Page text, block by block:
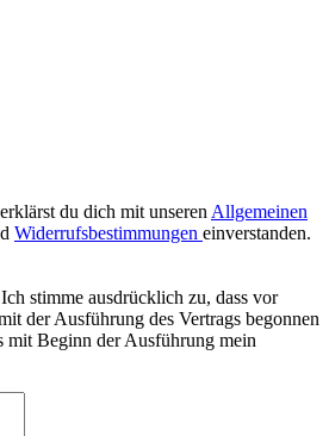
du dich mit unseren Allgemeinen
Widerrufsbestimmungen einverstanden.
stimme ausdrücklich zu, dass vor
der Ausführung des Vertrags begonnen
mit Beginn der Ausführung mein